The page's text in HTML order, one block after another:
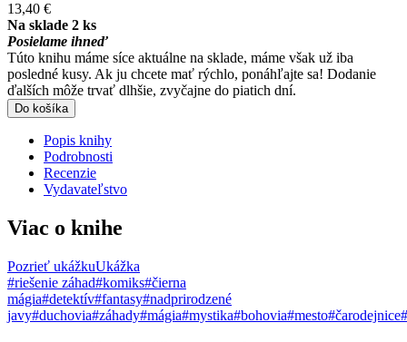
13,40 €
Na sklade 2 ks
Posielame ihneď
Túto knihu máme síce aktuálne na sklade, máme však už iba
posledné kusy. Ak ju chcete mať rýchlo, ponáhľajte sa! Dodanie
ďalších môže trvať dlhšie, zvyčajne do piatich dní.
Do košíka
Popis knihy
Podrobnosti
Recenzie
Vydavateľstvo
Viac o knihe
Pozrieť ukážkuUkážka
#riešenie záhad#komiks#čierna
mágia#detektív#fantasy#nadprirodzené
javy#duchovia#záhady#mágia#mystika#bohovia#mesto#čarodejnice